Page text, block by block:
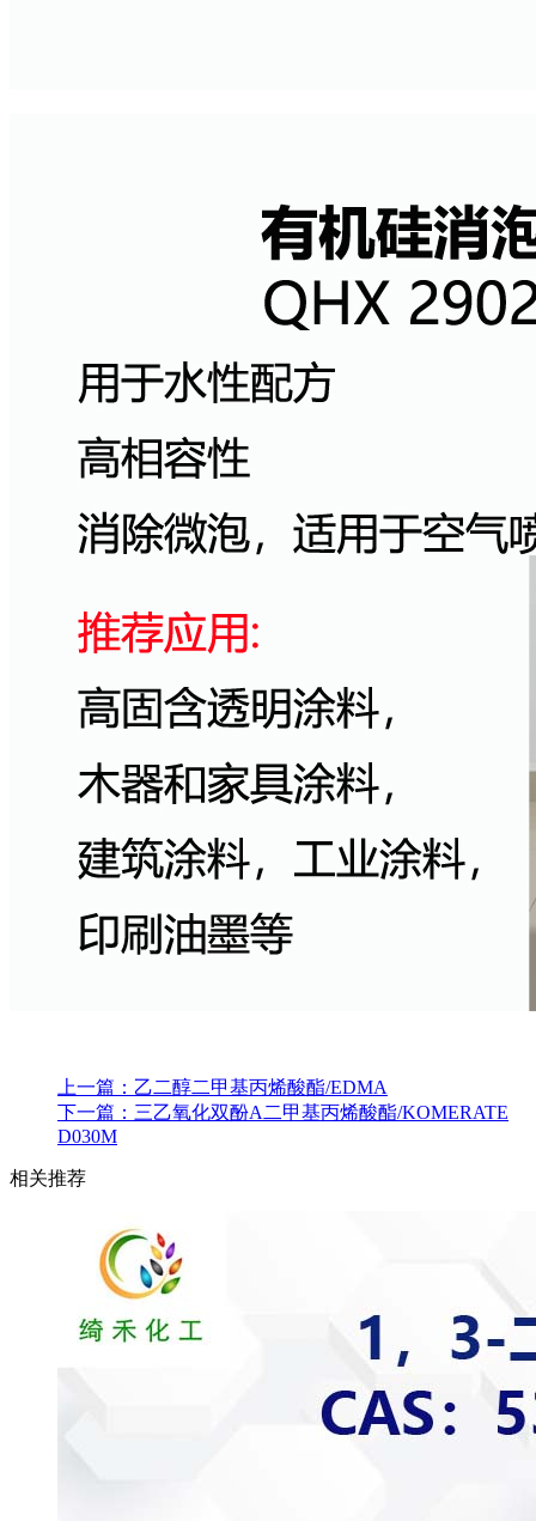
上一篇： 乙二醇二甲基丙烯酸酯/EDMA
下一篇： 三乙氧化双酚A二甲基丙烯酸酯/KOMERATE
D030M
相关推荐